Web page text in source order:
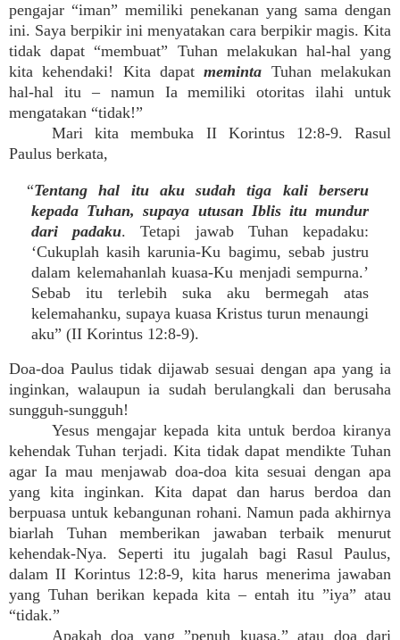
pengajar “iman” memiliki penekanan yang sama dengan
ini. Saya berpikir ini menyatakan cara berpikir magis. Kita
tidak dapat “membuat” Tuhan melakukan hal-hal yang
kita kehendaki! Kita dapatmeminta Tuhan melakukan
hal-hal itu – namun Ia memiliki otoritas ilahi untuk
mengatakan “tidak!”
Mari kita membuka II Korintus 12:8-9. Rasul
Paulus berkata,
“Tentang hal itu aku sudah tiga kali berseru
kepada Tuhan, supaya utusan Iblis itu mundur
dari padaku. Tetapi jawab Tuhan kepadaku:
‘Cukuplah kasih karunia-Ku bagimu, sebab justru
dalam kelemahanlah kuasa-Ku menjadi sempurna.’
Sebab itu terlebih suka aku bermegah atas
kelemahanku, supaya kuasa Kristus turun menaungi
aku” (II Korintus 12:8-9).
Doa-doa Paulus tidak dijawab sesuai dengan apa yang ia
inginkan, walaupun ia sudah berulangkali dan berusaha
sungguh-sungguh!
Yesus mengajar kepada kita untuk berdoa kiranya
kehendak Tuhan terjadi. Kita tidak dapat mendikte Tuhan
agar Ia mau menjawab doa-doa kita sesuai dengan apa
yang kita inginkan. Kita dapat dan harus berdoa dan
berpuasa untuk kebangunan rohani. Namun pada akhirnya
biarlah Tuhan memberikan jawaban terbaik menurut
kehendak-Nya. Seperti itu jugalah bagi Rasul Paulus,
dalam II Korintus 12:8-9, kita harus menerima jawaban
yang Tuhan berikan kepada kita – entah itu ”iya” atau
“tidak.”
Apakah doa yang ”penuh kuasa,” atau doa dari